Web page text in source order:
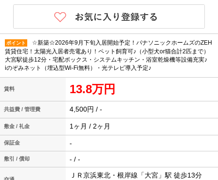
ポイント
☆新築☆2026年9月下旬入居開始予定！パナソニックホームズのZEH
賃貸住宅！太陽光入居者売電あり！ペット飼育可♪（小型犬or猫合計2匹まで）
大宮駅徒歩12分・宅配ボックス・システムキッチン・浴室乾燥機等設備充実♪
iのぞみネット（埋込型Wi-Fi無料）・光テレビ導入予定♪
賃料 13.8万円
共益費 / 管理費 4,500円 / -
敷金 / 礼金 1ヶ月 / 2ヶ月
保証金 -
敷引 / 償却 - / -
ＪＲ京浜東北・根岸線「大宮」駅 徒歩13分